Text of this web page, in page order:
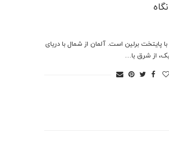
با پایتخت برلین است. آلمان از شمال با دریای
از شرق با…